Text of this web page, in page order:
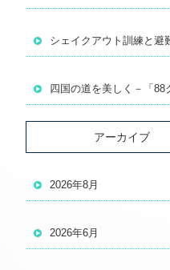
アーカイブ
2026年8月
2026年6月